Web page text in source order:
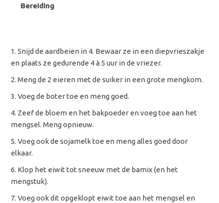
Bereiding
Snijd de aardbeien in 4. Bewaar ze in een diepvrieszakje
en plaats ze gedurende 4 à 5 uur in de vriezer.
Meng de 2 eieren met de suiker in een grote mengkom.
Voeg de boter toe en meng goed.
Zeef de bloem en het bakpoeder en voeg toe aan het
mengsel. Meng opnieuw.
Voeg ook de sojamelk toe en meng alles goed door
elkaar.
Klop het eiwit tot sneeuw met de bamix (en het
mengstuk).
Voeg ook dit opgeklopt eiwit toe aan het mengsel en